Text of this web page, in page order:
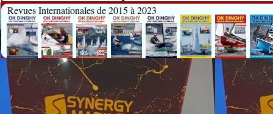
Revues Internationales de 2015 à 2023